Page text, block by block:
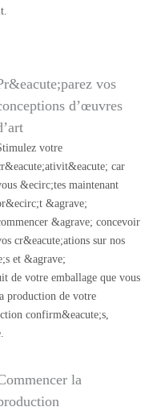
vos
d’œuvres
votre
car
&ecirc;tes maintenant
&agrave;
&agrave; concevoir
cr&eacute;ations sur nos
et &agrave;
de votre emballage que vous
production de votre
confirm&eacute;s,
la